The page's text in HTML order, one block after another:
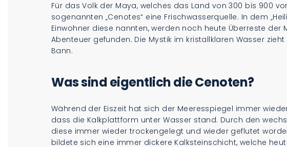
Für das Volk der Maya, welches das Land von 300 bis 900
sogenannten „Cenotes“ eine Frischwasserquelle. In dem
Einwohner diese nannten, werden noch heute Überreste der
Abenteuer gefunden. Die Mystik im kristallklaren Wasser
Bann.
Was sind eigentlich die Cenoten?
Während der Eiszeit hat sich der Meeresspiegel immer
dass die Kalkplattform unter Wasser stand. Durch den
diese immer wieder trockengelegt und wieder geflutet
bildete sich eine immer dickere Kalksteinschicht, welche